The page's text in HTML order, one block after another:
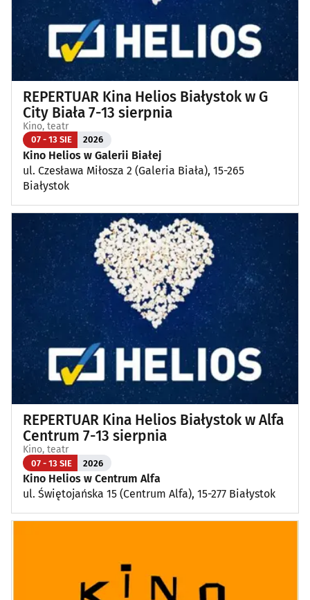
REPERTUAR Kina Helios Białystok w G
City Biała 7-13 sierpnia
Kino, teatr
07 - 13 SIE 2026
Kino Helios w Galerii Białej
ul. Czesława Miłosza 2 (Galeria Biała), 15-265
Białystok
REPERTUAR Kina Helios Białystok w Alfa
Centrum 7-13 sierpnia
Kino, teatr
07 - 13 SIE 2026
Kino Helios w Centrum Alfa
ul. Świętojańska 15 (Centrum Alfa), 15-277 Białystok